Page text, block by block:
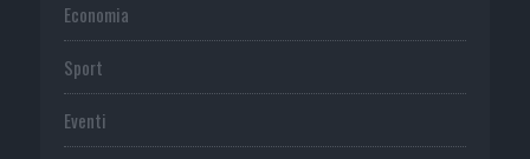
Economia
Sport
Eventi